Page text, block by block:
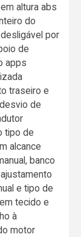
altura abs
do
por
de
apps
traseiro e
de
tipo de
alcance
banco
e tipo de
tecido e
à
motor